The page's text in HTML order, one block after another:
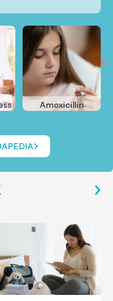
Amoxicillin